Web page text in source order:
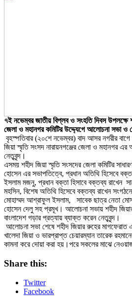
৭ই নভেম্বর জাতীয় বিপ্লব ও সংহতি দিবস উপলক্ষে
জেলা ও মহানগর কমিটির উদ্দ্যেগে আলোচনা সভা ও
বৃহস্পতিবার (২০শে নভেম্বর) বাদ আসর নগরীর বাগে
জিয়া স্মৃতি সংসদ নারায়নগঞ্জের জেলা ও মহানগর
নেতৃবৃন্দ।
এসময় শহীদ জিয়া স্মৃতি সংসদের জেলা কমিটির
হোসেন এর সভাপতিত্বে, প্রধান অতিথি হিসেবে
ইসলাম মজনু, প্রধান বক্তা হিসাবে বক্তব্য রাখেন
মহসিন, বিশেষ অতিথি হিসেবে বক্তব্য রাখেন
মোহাম্মদ আশ্রাফুল ইসলাম, সাবেক ছাত্র নেতা
হোসেন দেলু সহ প্রমূখ। আলোচনা সভায় শহীদ
বাংলাদেশ গড়ার প্রত্যায় ব্যাক্ত করেন নেতৃবৃন্দ।
আলোচনা সভা শেষে শহীদ জিয়ার রুহের মাগফেরাত
খালেদা জিয়া ও ভারপ্রাপ্ত চেয়ারম্যান তারেক
কামনা করে দোয়া করা হয়।পরে সকলের মাঝে
Share this:
Twitter
Facebook